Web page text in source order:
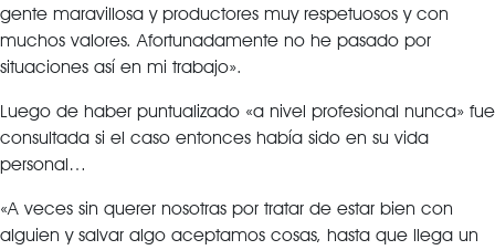
gente maravillosa y productores muy respetuosos y con
muchos valores. Afortunadamente no he pasado por
situaciones así en mi trabajo».
Luego de haber puntualizado «a nivel profesional nunca» fue
consultada si el caso entonces había sido en su vida
personal…
«A veces sin querer nosotras por tratar de estar bien con
alguien y salvar algo aceptamos cosas, hasta que llega un